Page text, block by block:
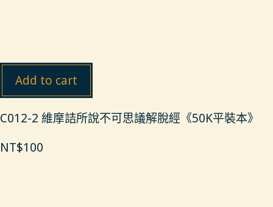
Add to cart
C012-2 維摩詰所說不可思議解脫經《50K平裝本》
NT$100